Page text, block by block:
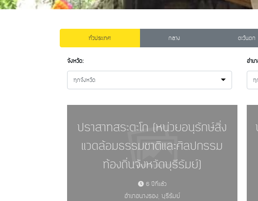
ทั่วประเทศ กลาง ตะวันตก
จังหวัด:
ทุกจังหวัด
อำเ
ทุ
ปราสาทสระตะโก (หน่วยอนุรักษ์สิ่ง
แวดล้อมธรรมชาติและศิลปกรรม
ท้องถิ่นจังหวัดบุรีรัมย์)
6 ปีที่แล้ว
อำเภอนางรอง, บุรีรัมย์